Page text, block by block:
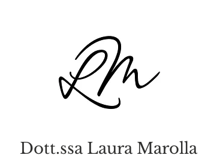
Dott.ssa Laura Marolla